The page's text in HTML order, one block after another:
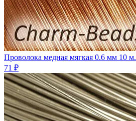
Проволока медная мягкая 0.6 мм 10 м.
71 ₽